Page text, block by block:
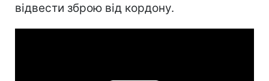
відвести зброю від кордону.